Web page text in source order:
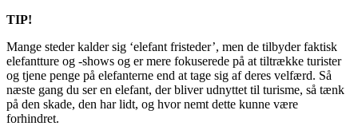
TIP!
Mange steder kalder sig ‘elefant fristeder’, men de tilbyder faktisk
elefantture og -shows og er mere fokuserede på at tiltrække turister
og tjene penge på elefanterne end at tage sig af deres velfærd. Så
næste gang du ser en elefant, der bliver udnyttet til turisme, så tænk
på den skade, den har lidt, og hvor nemt dette kunne være
forhindret.